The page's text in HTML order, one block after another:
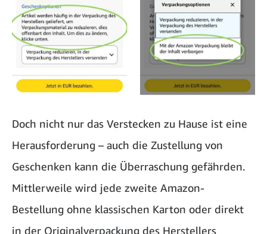
Doch nicht nur das Verstecken zu Hause ist eine
Herausforderung – auch die Zustellung von
Geschenken kann die Überraschung gefährden.
Mittlerweile wird jede zweite Amazon-
Bestellung ohne klassischen Karton oder direkt
in der Originalverpackung des Herstellers